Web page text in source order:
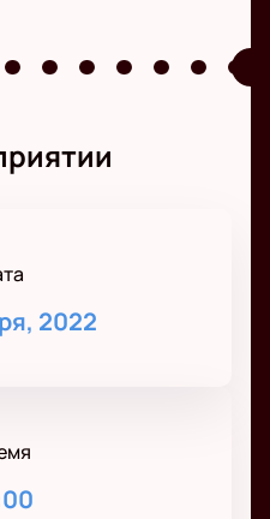
2022